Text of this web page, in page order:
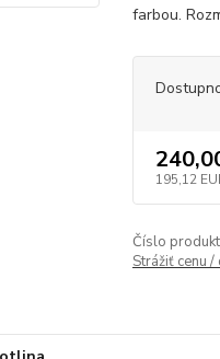
farbou.
195,12
Číslo
Strážiť cenu